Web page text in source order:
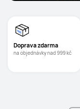
Doprava zdarma
na objednávky nad 999 kč